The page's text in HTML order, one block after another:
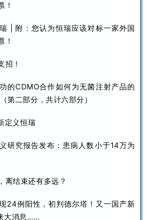
！
| 附：您认为恒瑞应该对标一家外国
！
招！
的CDMO合作如何为无菌注射产品的
第二部分，共计六部分）
定义恒瑞
研究报告发布：患病人数小于14万为
离结束还有多远？
24例阳性，初判德尔塔！又一国产新
大消息……